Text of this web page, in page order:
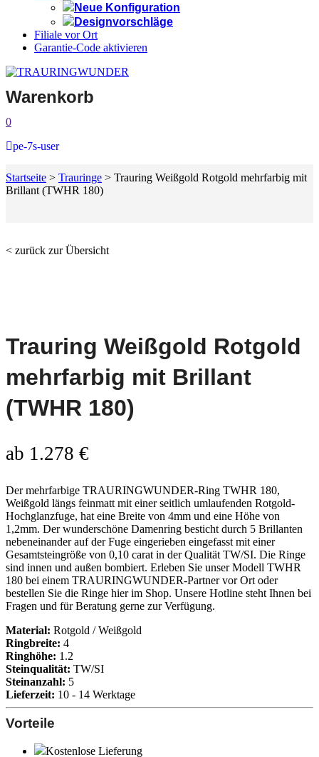
Neue Konfiguration
Designvorschläge
Filiale vor Ort
Garantie-Code aktivieren
Warenkorb
0
pe-7s-user
Startseite > Trauringe > Trauring Weißgold Rotgold mehrfarbig mit
Brillant (TWHR 180)
< zurück zur Übersicht
Trauring Weißgold Rotgold
mehrfarbig mit Brillant
(TWHR 180)
ab 1.278 €
Der mehrfarbige TRAURINGWUNDER-Ring TWHR 180,
Weißgold längs feinmatt mit einer seitlich umlaufenden Rotgold-
Hochglanzfuge, hat eine Breite von 4mm und eine Höhe von
1,2mm. Der wunderschöne Damenring besticht durch 5 Brillanten
nebeneinander auf der Fuge eingerieben eingefasst mit einer
Gesamtsteingröße von 0,10 carat in der Qualität TW/SI. Die Ringe
sind innen und außen bombiert. Erleben Sie unser Modell TWHR
180 bei einem TRAURINGWUNDER-Partner vor Ort oder
bestellen Sie die Ringe hier im Shop. Unsere Hotline steht Ihnen bei
Fragen und für Beratung gerne zur Verfügung.
Material: Rotgold / Weißgold
Ringbreite: 4
Ringhöhe: 1.2
Steinqualität: TW/SI
Steinanzahl: 5
Lieferzeit: 10 - 14 Werktage
Vorteile
Kostenlose Lieferung